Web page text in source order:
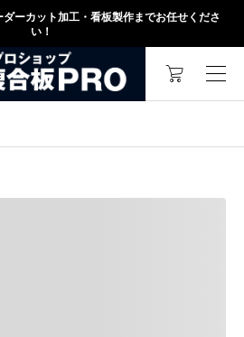
ーカット加工・看板製作までお任せくださ
い！